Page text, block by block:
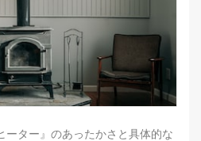
ーター』のあったかさと具体的な